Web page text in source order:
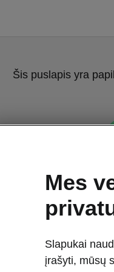
Šis puslapis yra
Mes
Slapukai
įrašyti, mūsų